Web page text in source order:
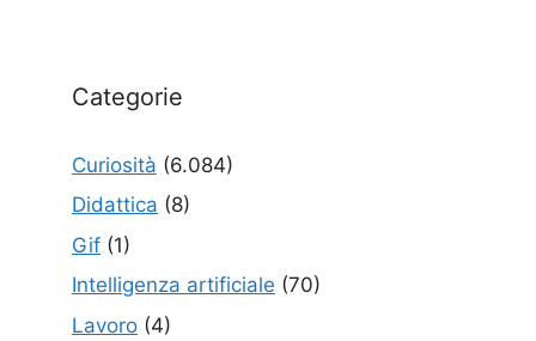
Categorie
Curiosità (6.084)
Didattica (8)
Gif (1)
Intelligenza artificiale (70)
Lavoro (4)